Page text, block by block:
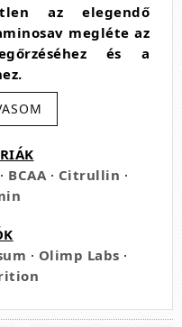
az elegendő
megléte az
és a
mi az pontosan, és
hogy a megfelelő
kapja az
Íme, amit
mi a szerepe a
(−COOH),
· BCAA · Citrullin ·
· Olimp Labs ·